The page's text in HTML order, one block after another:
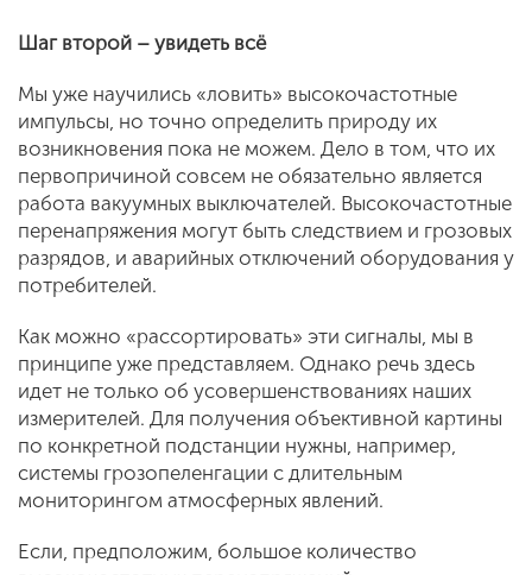
Шаг второй – увидеть всё
Мы уже научились «ловить» высокочастотные
импульсы, но точно определить природу их
возникновения пока не можем. Дело в том, что их
первопричиной совсем не обязательно является
работа вакуумных выключателей. Высокочастотные
перенапряжения могут быть следствием и грозовых
разрядов, и аварийных отключений оборудования у
потребителей.
Как можно «рассортировать» эти сигналы, мы в
принципе уже представляем. Однако речь здесь
идет не только об усовершенствованиях наших
измерителей. Для получения объективной картины
по конкретной подстанции нужны, например,
системы грозопеленгации с длительным
мониторингом атмосферных явлений.
Если, предположим, большое количество